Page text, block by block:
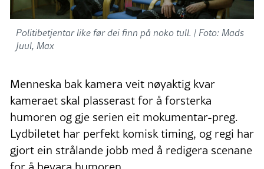
Politibetjentar like før dei finn på noko tull. | Foto: Mads
Juul, Max
Menneska bak kamera veit nøyaktig kvar
kameraet skal plasserast for å forsterka
humoren og gje serien eit mokumentar-preg.
Lydbiletet har perfekt komisk timing, og regi har
gjort ein strålande jobb med å redigera scenane